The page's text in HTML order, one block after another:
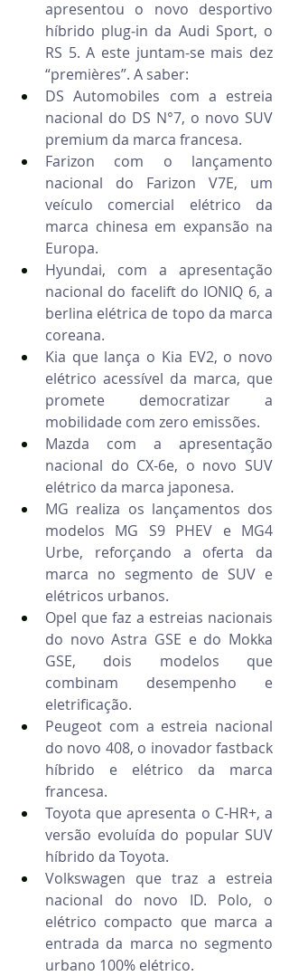
apresentou o novo desportivo
híbrido plug‑in da Audi Sport, o
RS 5. A este juntam-se mais dez
“premières”. A saber:
DS Automobiles com a estreia
nacional do DS N°7, o novo SUV
premium da marca francesa.
Farizon com o lançamento
nacional do Farizon V7E, um
veículo comercial elétrico da
marca chinesa em expansão na
Europa.
Hyundai, com a apresentação
nacional do facelift do IONIQ 6, a
berlina elétrica de topo da marca
coreana.
Kia que lança o Kia EV2, o novo
elétrico acessível da marca, que
promete democratizar a
mobilidade com zero emissões.
Mazda com a apresentação
nacional do CX-6e, o novo SUV
elétrico da marca japonesa.
MG realiza os lançamentos dos
modelos MG S9 PHEV e MG4
Urbe, reforçando a oferta da
marca no segmento de SUV e
elétricos urbanos.
Opel que faz a estreias nacionais
do novo Astra GSE e do Mokka
GSE, dois modelos que
combinam desempenho e
eletrificação.
Peugeot com a estreia nacional
do novo 408, o inovador fastback
híbrido e elétrico da marca
francesa.
Toyota que apresenta o C-HR+, a
versão evoluída do popular SUV
híbrido da Toyota.
Volkswagen que traz a estreia
nacional do novo ID. Polo, o
elétrico compacto que marca a
entrada da marca no segmento
urbano 100% elétrico.